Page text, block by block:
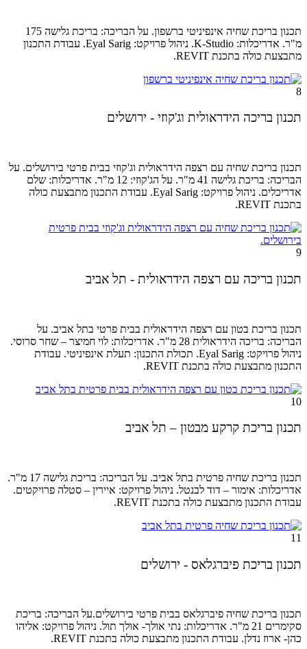
תכנון בריכת שחיה אינפיניטי ברשפון. על הבריכה: בריכת גלישה 175
מ"ר. אדריכלות: K-Studio. ניהול
פרויקט: Eyal Sarig.
עבודת התכנון
מתבצעת כולה בתכנת REVIT.
8
תכנון בריכה הידראולית וג'קוזי - ירושלים
תכנון בריכת שחיה עם רצפה הידראולית וג'קוזי בבית פרטי בירושלים. על
הבריכה: בריכת גלישה 41 מ"ר. על הג'קוזי: 12 מ"ר. אדריכלות: שלם
אדריכלים. ניהול פרויקט: Eyal Sarig.
עבודת התכנון מתבצעת כולה
בתכנת REVIT.
9
תכנון בריכה עם רצפה הידראולית - תל אביב
תכנון בריכת בטון עם רצפה הידראולית בבית פרטי בתל אביב. על
הבריכה: בריכה הידראולית 28 מ"ר. אדריכלות: לוי חמיצר – שחר סרוסי.
ניהול פרויקט: Eyal Sarig.
תכולת התכנון: תעלת אינפיניטי. עבודת
התכנון מתבצעת כולה בתכנת REVIT.
10
תכנון בריכת קרקע מבטון – תל אביב
תכנון בריכת שחיה פרטית בתל אביב. על הבריכה: בריכת גלישה 17 מ"ר.
אדריכלות: אימור – דוד לבנטל. ניהול פרויקט: איירין – סטלה פרויקטים.
עבודת התכנון מתבצעת כולה בתכנת REVIT.
11
תכנון בריכת פיברגלאס - ירושלים
תכנון בריכת שחיה פיברגלאס בבית פרטי בירושלים.על הבריכה: בריכת
סקימרים 21 מ"ר. אדריכלות: נתי אולך- אולך תול. ניהול
פרויקט: אליהו
כהן- ארוז נדלן. עבודת התכנון מתבצעת כולה בתכנת REVIT.